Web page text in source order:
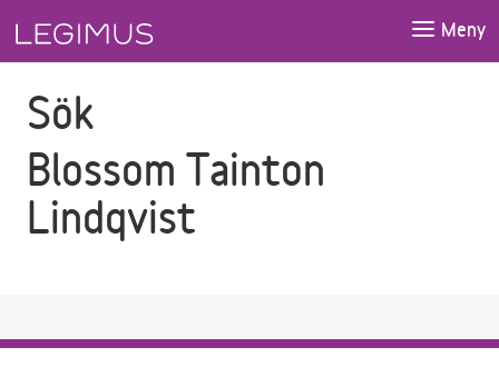
Meny
Sök
Blossom Tainton
Lindqvist